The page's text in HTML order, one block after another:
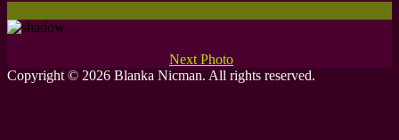
Next Photo
Copyright © 2026 Blanka Nicman. All rights reserved.